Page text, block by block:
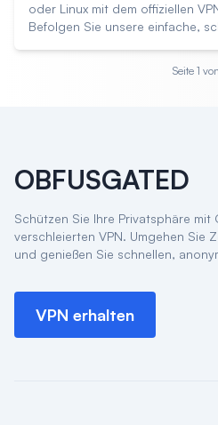
oder Linux mit dem offiziellen
Befolgen Sie unsere einfache,
Seite 1
OBFUSGATED
Schützen Sie Ihre Privatsphäre mit
verschleierten VPN. Umgehen Sie
und genießen Sie schnellen,
VPN erhalten